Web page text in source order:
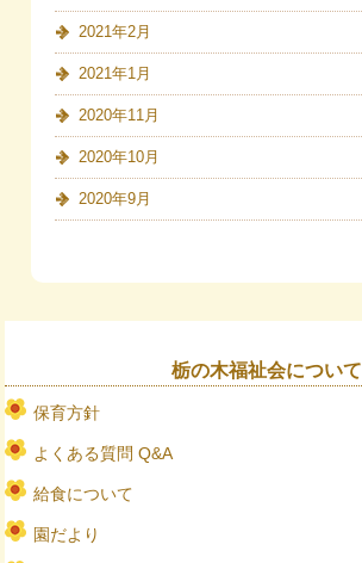
2021年2月
2021年1月
2020年11月
2020年10月
2020年9月
栃の木福祉会について
保育方針
よくある質問 Q&A
給食について
園だより